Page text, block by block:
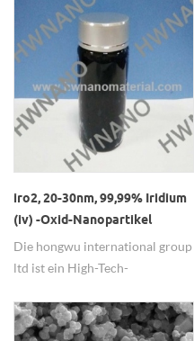
dispersionsformen sind
verfügbar.
iro2, 20-30nm, 99,99% Iridium
(iv) -Oxid-Nanopartikel
Die hongwu international group
ltd ist ein High-Tech-
Forschung und Entwicklung von
Nanomaterialien. Wir arbeiten